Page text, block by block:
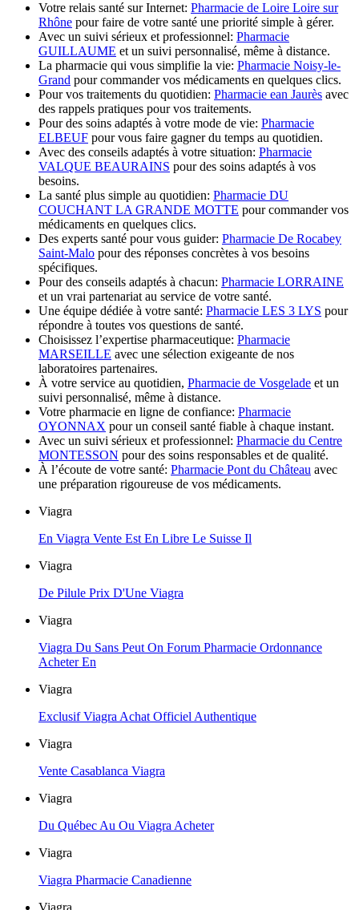
Votre relais santé sur Internet: Pharmacie de Loire Loire sur
Rhône pour faire de votre santé une priorité simple à gérer.
Avec un suivi sérieux et professionnel: Pharmacie
GUILLAUME et un suivi personnalisé, même à distance.
La pharmacie qui vous simplifie la vie: Pharmacie Noisy-le-
Grand pour commander vos médicaments en quelques clics.
Pour vos traitements du quotidien: Pharmacie ean Jaurès avec
des rappels pratiques pour vos traitements.
Pour des soins adaptés à votre mode de vie: Pharmacie
ELBEUF pour vous faire gagner du temps au quotidien.
Avec des conseils adaptés à votre situation: Pharmacie
VALQUE BEAURAINS pour des soins adaptés à vos
besoins.
La santé plus simple au quotidien: Pharmacie DU
COUCHANT LA GRANDE MOTTE pour commander vos
médicaments en quelques clics.
Des experts santé pour vous guider: Pharmacie De Rocabey
Saint-Malo pour des réponses concrètes à vos besoins
spécifiques.
Pour des conseils adaptés à chacun: Pharmacie LORRAINE
et un vrai partenariat au service de votre santé.
Une équipe dédiée à votre santé: Pharmacie LES 3 LYS pour
répondre à toutes vos questions de santé.
Choisissez l’expertise pharmaceutique: Pharmacie
MARSEILLE avec une sélection exigeante de nos
laboratoires partenaires.
À votre service au quotidien, Pharmacie de Vosgelade et un
suivi personnalisé, même à distance.
Votre pharmacie en ligne de confiance: Pharmacie
OYONNAX pour un conseil santé fiable à chaque instant.
Avec un suivi sérieux et professionnel: Pharmacie du Centre
MONTESSON pour des soins responsables et de qualité.
À l’écoute de votre santé: Pharmacie Pont du Château avec
une préparation rigoureuse de vos médicaments.
Viagra
En Viagra Vente Est En Libre Le Suisse Il
Viagra
De Pilule Prix D'Une Viagra
Viagra
Viagra Du Sans Peut On Forum Pharmacie Ordonnance
Acheter En
Viagra
Exclusif Viagra Achat Officiel Authentique
Viagra
Vente Casablanca Viagra
Viagra
Du Québec Au Ou Viagra Acheter
Viagra
Viagra Pharmacie Canadienne